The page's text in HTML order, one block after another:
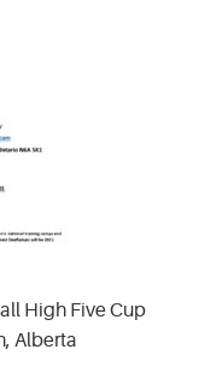
High Five Cup
Alberta